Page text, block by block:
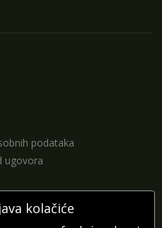
podataka
ugovora
kolačiće